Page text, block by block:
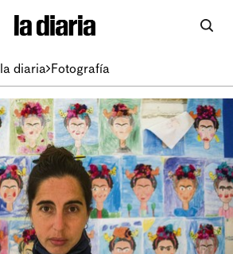
la diaria Fotografía